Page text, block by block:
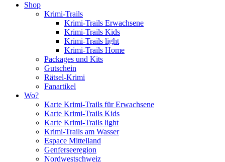
Shop
Krimi-Trails
Krimi-Trails Erwachsene
Krimi-Trails Kids
Krimi-Trails light
Krimi-Trails Home
Packages und Kits
Gutschein
Rätsel-Krimi
Fanartikel
Wo?
Karte Krimi-Trails für Erwachsene
Karte Krimi-Trails Kids
Karte Krimi-Trails light
Krimi-Trails am Wasser
Espace Mittelland
Genferseeregion
Nordwestschweiz